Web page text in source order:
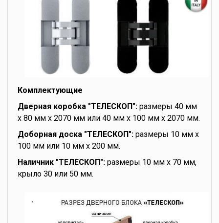
Комплектующие
Дверная коробка "ТЕЛЕСКОП": размеры 40 мм
x 80 мм x 2070 мм или 40 мм x 100 мм x 2070 мм.
Доборная доска "ТЕЛЕСКОП": размеры 10 мм x
100 мм или 10 мм x 200 мм.
Наличник "ТЕЛЕСКОП": размеры 10 мм x 70 мм,
крыло 30 или 50 мм.